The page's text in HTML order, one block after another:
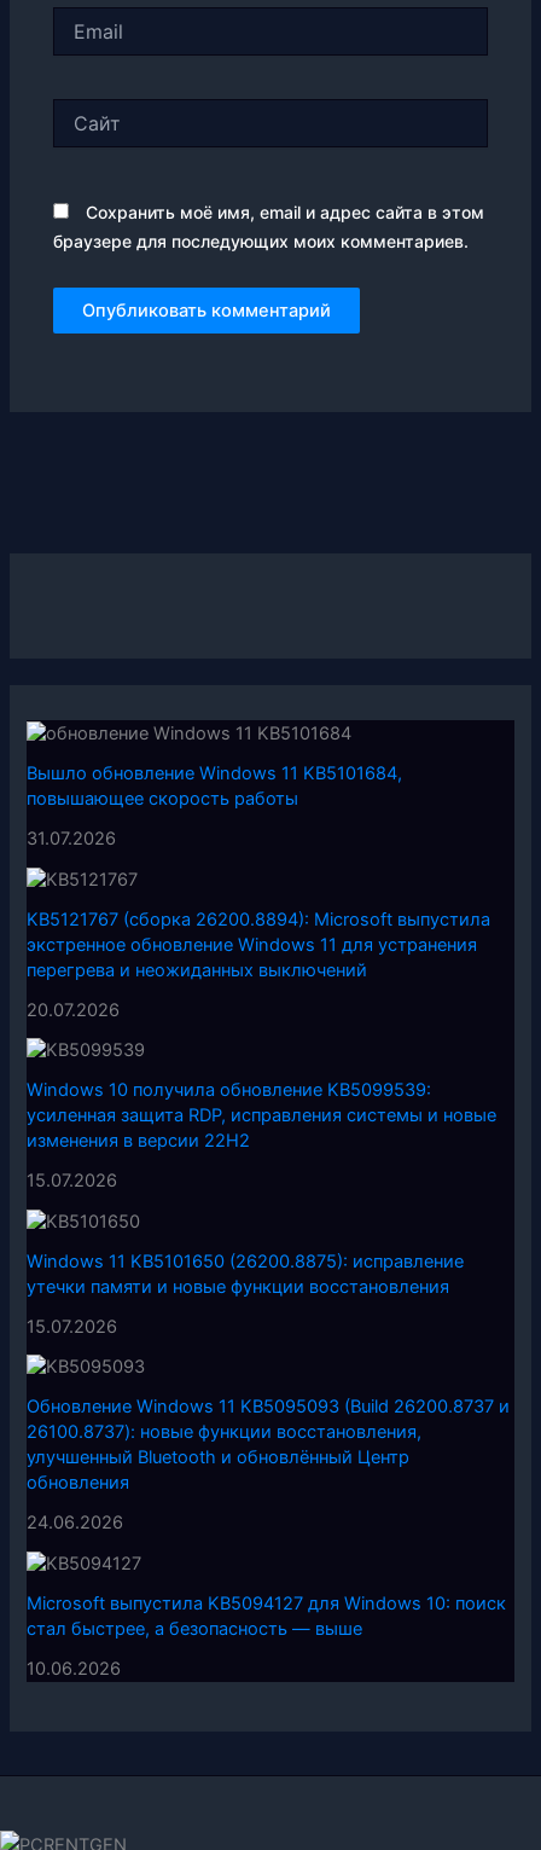
Сохранить моё имя, email и адрес сайта в этом
браузере для последующих моих комментариев.
Вышло обновление Windows 11 KB5101684,
повышающее скорость работы
31.07.2026
KB5121767 (сборка 26200.8894): Microsoft выпустила
экстренное обновление Windows 11 для устранения
перегрева и неожиданных выключений
20.07.2026
Windows 10 получила обновление KB5099539:
усиленная защита RDP, исправления системы и новые
изменения в версии 22H2
15.07.2026
Windows 11 KB5101650 (26200.8875): исправление
утечки памяти и новые функции восстановления
15.07.2026
Обновление Windows 11 KB5095093 (Build 26200.8737 и
26100.8737): новые функции восстановления,
улучшенный Bluetooth и обновлённый Центр
обновления
24.06.2026
Microsoft выпустила KB5094127 для Windows 10: поиск
стал быстрее, а безопасность — выше
10.06.2026